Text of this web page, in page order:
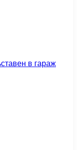
в гараж